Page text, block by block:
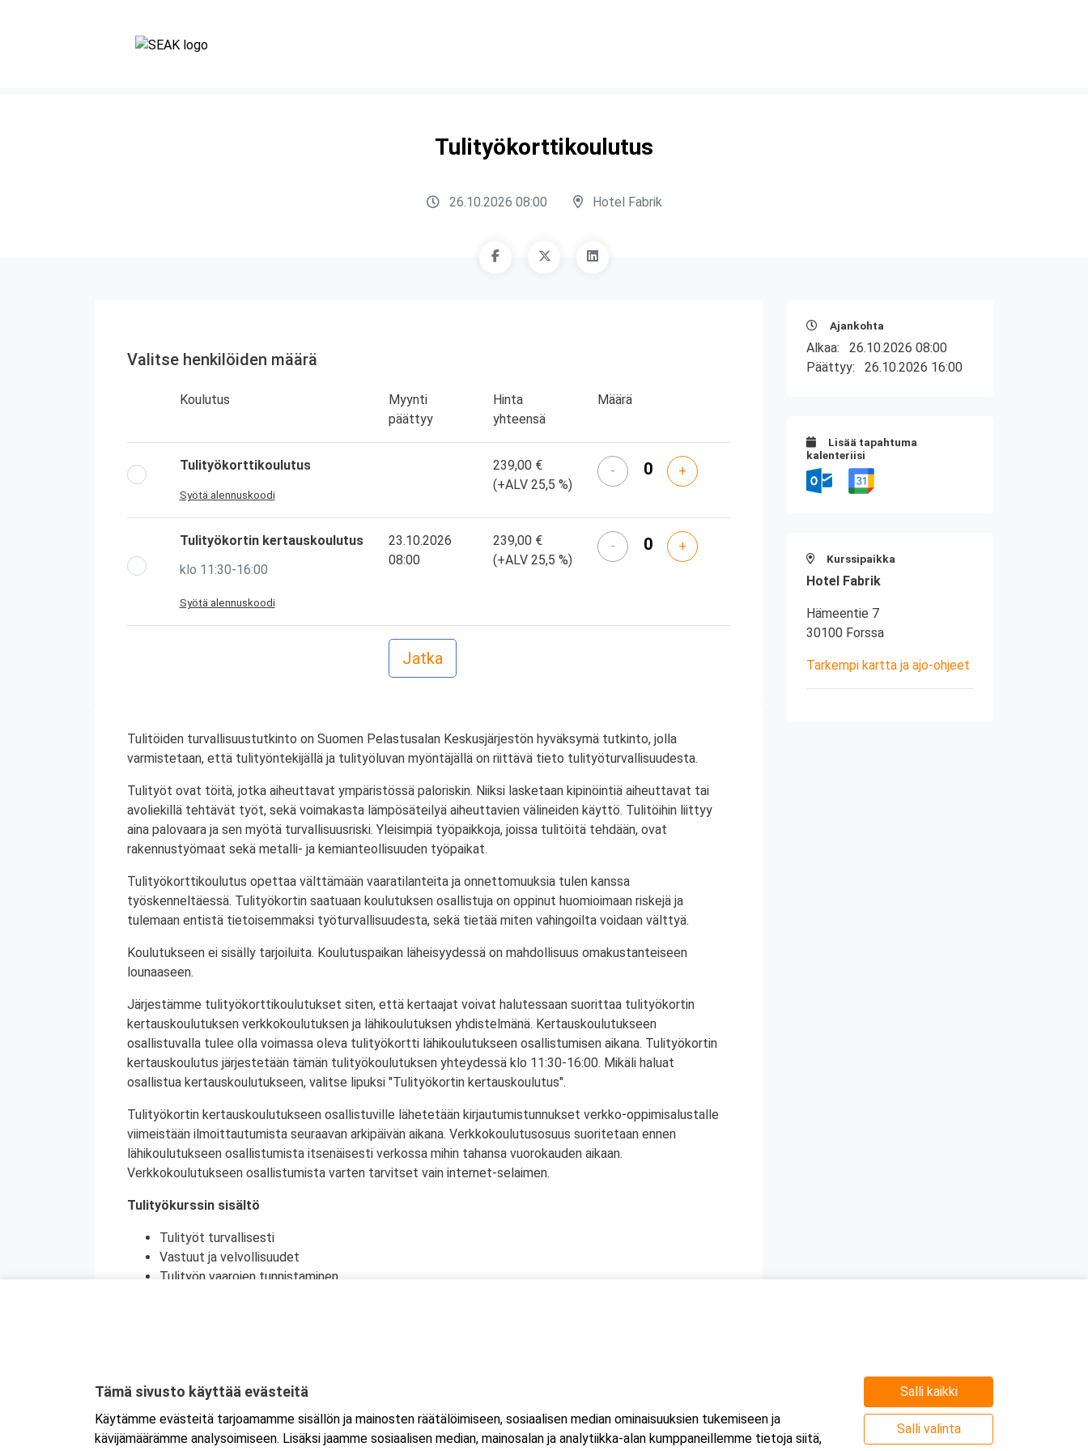
Tulityökorttikoulutus
26.10.2026 08:00 Hotel Fabrik
Valitse henkilöiden määrä
Koulutus
Myynti
päättyy
Hinta
yhteensä
Määrä
Tulityökorttikoulutus
Syötä alennuskoodi
239,00 €
(+ALV 25,5 %)
- +
Tulityökortin kertauskoulutus
klo 11:30-16:00
Syötä alennuskoodi
23.10.2026
08:00
239,00 €
(+ALV 25,5 %)
- +
Tulitöiden turvallisuustutkinto on Suomen Pelastusalan Keskusjärjestön hyväksymä tutkinto, jolla
varmistetaan, että tulityöntekijällä ja tulityöluvan myöntäjällä on riittävä tieto tulityöturvallisuudesta.
Tulityöt ovat töitä, jotka aiheuttavat ympäristössä paloriskin. Niiksi lasketaan kipinöintiä aiheuttavat tai
avoliekillä tehtävät työt, sekä voimakasta lämpösäteilyä aiheuttavien välineiden käyttö. Tulitöihin liittyy
aina palovaara ja sen myötä turvallisuusriski. Yleisimpiä työpaikkoja, joissa tulitöitä tehdään, ovat
rakennustyömaat sekä metalli- ja kemianteollisuuden työpaikat.
Tulityökorttikoulutus opettaa välttämään vaaratilanteita ja onnettomuuksia tulen kanssa
työskenneltäessä. Tulityökortin saatuaan koulutuksen osallistuja on oppinut huomioimaan riskejä ja
tulemaan entistä tietoisemmaksi työturvallisuudesta, sekä tietää miten vahingoilta voidaan välttyä.
Koulutukseen ei sisälly tarjoiluita. Koulutuspaikan läheisyydessä on mahdollisuus omakustanteiseen
lounaaseen.
Järjestämme tulityökorttikoulutukset siten, että kertaajat voivat halutessaan suorittaa tulityökortin
kertauskoulutuksen verkkokoulutuksen ja lähikoulutuksen yhdistelmänä. Kertauskoulutukseen
osallistuvalla tulee olla voimassa oleva tulityökortti lähikoulutukseen osallistumisen aikana. Tulityökortin
kertauskoulutus järjestetään tämän tulityökoulutuksen yhteydessä klo 11:30-16:00. Mikäli haluat
osallistua kertauskoulutukseen, valitse lipuksi "Tulityökortin kertauskoulutus".
Tulityökortin kertauskoulutukseen osallistuville lähetetään kirjautumistunnukset verkko-oppimisalustalle
viimeistään ilmoittautumista seuraavan arkipäivän aikana. Verkkokoulutusosuus suoritetaan ennen
lähikoulutukseen osallistumista itsenäisesti verkossa mihin tahansa vuorokauden aikaan.
Verkkokoulutukseen osallistumista varten tarvitset vain internet-selaimen.
Tulityökurssin sisältö
Tulityöt turvallisesti
Vastuut ja velvollisuudet
Tulityön vaarojen tunnistaminen
Tulityökortti on voimassa viisi vuotta. Tulityökortti on voimassa Suomen lisäksi myös Norjassa ja
Ruotsin tulityökoulutus uudistui heinäkuussa 2023, jonka seurauksena Suomessa myönnetty kortti ei ole
Ruotsissa enää pätevä.
Ajankohta
Alkaa: 26.10.2026 08:00
Päättyy: 26.10.2026 16:00
Lisää tapahtuma
kalenteriisi
Kurssipaikka
Hotel Fabrik
Hämeentie 7
30100 Forssa
Tarkempi kartta ja ajo-ohjeet
Tämä sivusto käyttää evästeitä
Käytämme evästeitä tarjoamamme sisällön ja mainosten räätälöimiseen, sosiaalisen median ominaisuuksien tukemiseen ja
kävijämäärämme analysoimiseen. Lisäksi jaamme sosiaalisen median, mainosalan ja analytiikka-alan kumppaneillemme tietoja siitä,
Salli kaikki
Salli valinta